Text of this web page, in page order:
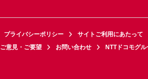
プライバシーポリシー サイトご利用にあたって
ご意見・ご要望 お問い合わせ NTTドコモグル